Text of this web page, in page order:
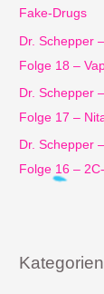
:Fake-Drugs
Dr. Schepper
Folge 18 –
Dr. Schepper
Folge 17 –
Dr. Schepper
Folge 16 –
Kategorien